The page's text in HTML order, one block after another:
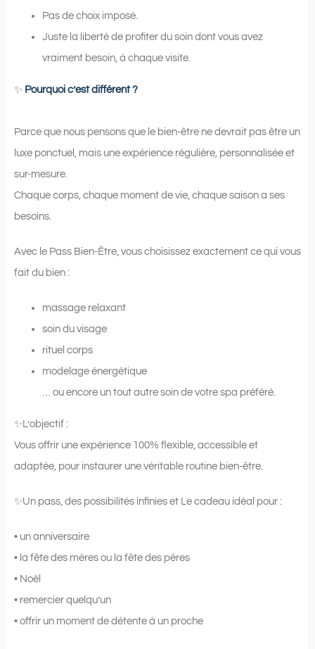
Pas de choix imposé.
Juste la liberté de profiter du soin dont vous avez
vraiment besoin, à chaque visite.
✨ Pourquoi c’est différent ?
Parce que nous pensons que le bien-être ne devrait pas être un
luxe ponctuel, mais une expérience régulière, personnalisée et
sur-mesure.
Chaque corps, chaque moment de vie, chaque saison a ses
besoins.
Avec le Pass Bien-Être, vous choisissez exactement ce qui vous
fait du bien :
massage relaxant
soin du visage
rituel corps
modelage énergétique
… ou encore un tout autre soin de votre spa préféré.
✨L’objectif :
Vous offrir une expérience 100% flexible, accessible et
adaptée, pour instaurer une véritable routine bien-être.
✨Un pass, des possibilités infinies et Le cadeau idéal pour :
• un anniversaire
• la fête des mères ou la fête des pères
• Noël
• remercier quelqu’un
• offrir un moment de détente à un proche